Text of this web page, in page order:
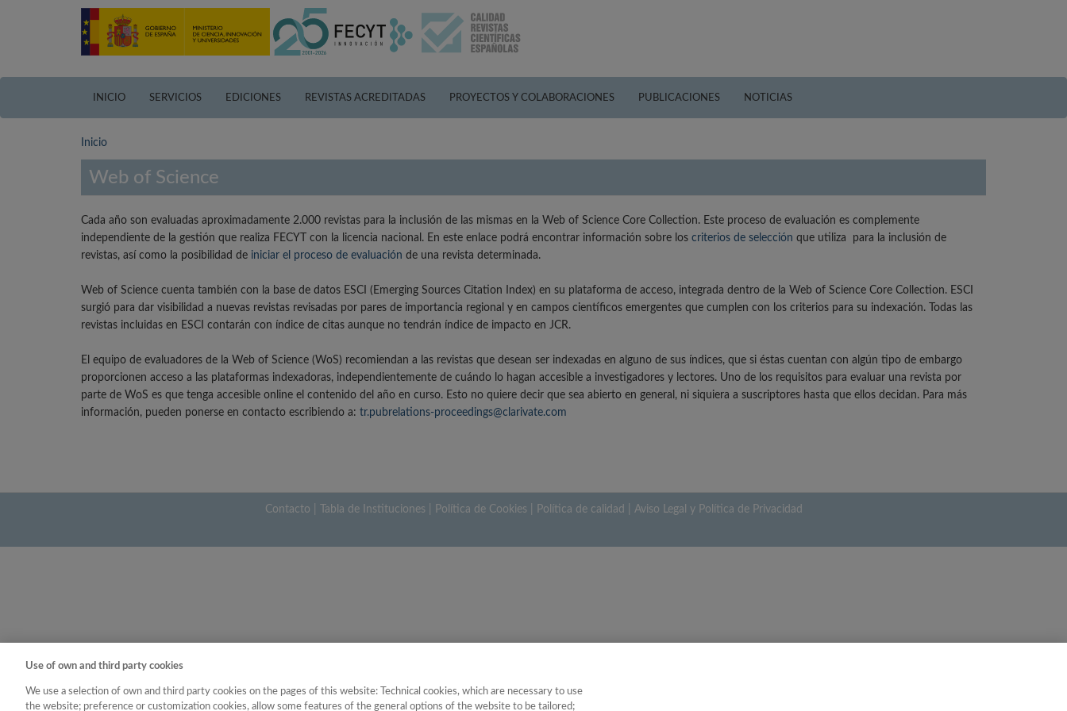
INICIO SERVICIOS EDICIONES REVISTAS ACREDITADAS PROYECTOS Y COLABORACIONES PUBLICACIONES NOTICIAS
Inicio
Web of Science
Cada año son evaluadas aproximadamente 2.000 revistas para la inclusión de las mismas en la Web of Science Core Collection. Este proceso de evaluación es complemente
independiente de la gestión que realiza FECYT con la licencia nacional. En este enlace podrá encontrar información sobre los criterios de selección que utiliza para la inclusión de
revistas, así como la posibilidad de iniciar el proceso de evaluación de una revista determinada.
Web of Science cuenta también con la base de datos ESCI (Emerging Sources Citation Index) en su plataforma de acceso, integrada dentro de la Web of Science Core Collection. ESCI
surgió para dar visibilidad a nuevas revistas revisadas por pares de importancia regional y en campos científicos emergentes que cumplen con los criterios para su indexación. Todas las
revistas incluidas en ESCI contarán con índice de citas aunque no tendrán índice de impacto en JCR.
El equipo de evaluadores de la Web of Science (WoS) recomiendan a las revistas que desean ser indexadas en alguno de sus índices, que si éstas cuentan con algún tipo de embargo
proporcionen acceso a las plataformas indexadoras, independientemente de cuándo lo hagan accesible a investigadores y lectores. Uno de los requisitos para evaluar una revista por
parte de WoS es que tenga accesible online el contenido del año en curso. Esto no quiere decir que sea abierto en general, ni siquiera a suscriptores hasta que ellos decidan. Para más
información, pueden ponerse en contacto escribiendo a: tr.pubrelations-proceedings@clarivate.com
Contacto Tabla de Instituciones Política de Cookies Política de calidad Aviso Legal y Política de Privacidad
Use of own and third party cookies
We use a selection of own and third party cookies on the pages of this website: Technical cookies, which are necessary to use
the website; preference or customization cookies, allow some features of the general options of the website to be tailored;